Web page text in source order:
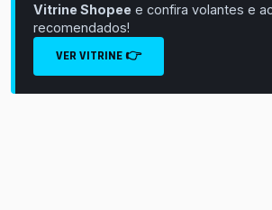
Vitrine Shopee e confira volantes e
recomendados!
VER VITRINE 👉